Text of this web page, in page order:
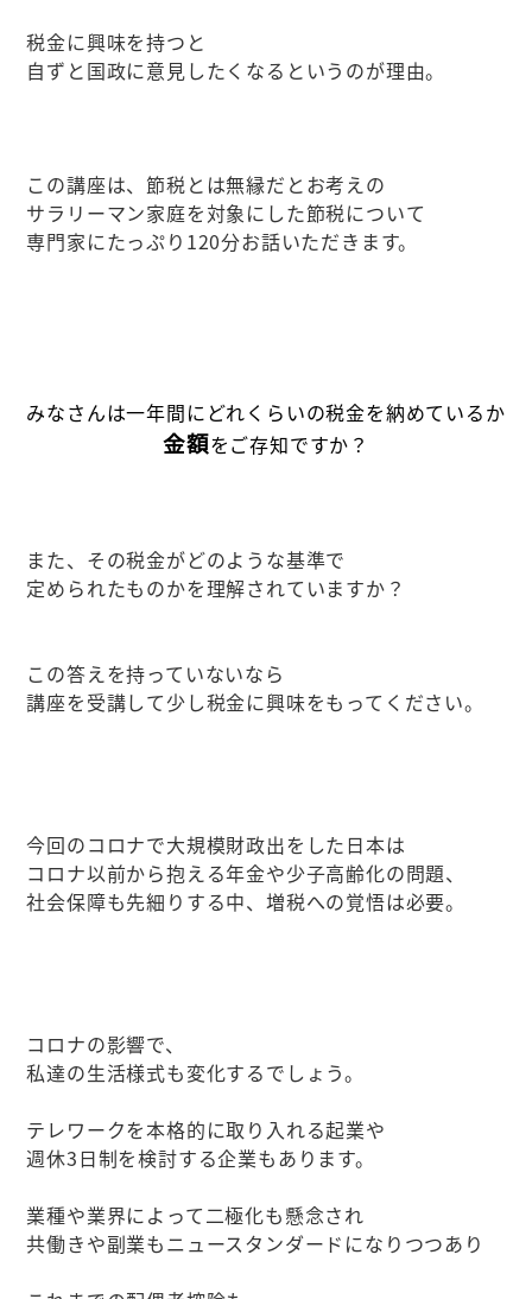
税金に興味を持つと
自ずと国政に意見したくなるというのが理由。
この講座は、節税とは無縁だとお考えの
サラリーマン家庭を対象にした節税について
専門家にたっぷり120分お話いただきます。
みなさんは一年間にどれくらいの税金を納めているか
金額をご存知ですか？
また、その税金がどのような基準で
定められたものかを理解されていますか？
この答えを持っていないなら
講座を受講して少し税金に興味をもってください。
今回のコロナで大規模財政出をした日本は
コロナ以前から抱える年金や少子高齢化の問題、
社会保障も先細りする中、増税への覚悟は必要。
コロナの影響で、
私達の生活様式も変化するでしょう。
テレワークを本格的に取り入れる起業や
週休3日制を検討する企業もあります。
業種や業界によって二極化も懸念され
共働きや副業もニュースタンダードになりつつあり